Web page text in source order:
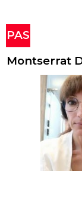
PAS
Montserrat